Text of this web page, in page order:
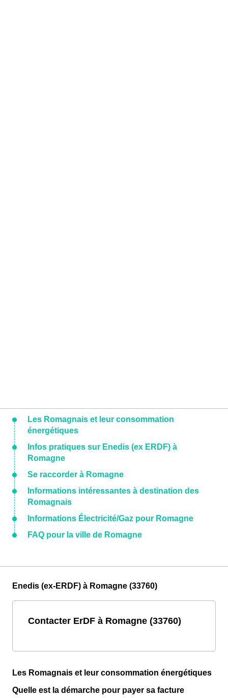
Les Romagnais et leur consommation
énergétiques
Infos pratiques sur Enedis (ex ERDF) à
Romagne
Se raccorder à Romagne
Informations intéressantes à destination des
Romagnais
Informations Électricité/Gaz pour Romagne
FAQ pour la ville de Romagne
Enedis (ex-ERDF) à Romagne (33760)
Contacter ErDF à Romagne (33760)
Les Romagnais et leur consommation énergétiques
Quelle est la démarche pour payer sa facture